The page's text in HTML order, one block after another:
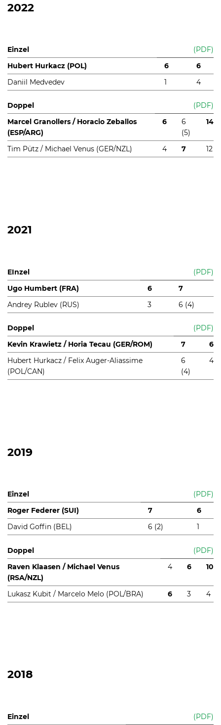
2022
Einzel
(PDF)
Hubert Hurkacz (POL)
6
6
Daniil Medvedev
1 4
Doppel
(PDF)
Marcel Granollers / Horacio Zeballos
(ESP/ARG)
6
6
(5)
14
Tim Pütz / Michael Venus (GER/NZL) 4 7 12
2021
EInzel
(PDF)
Ugo Humbert (FRA)
6
7
Andrey Rublev (RUS)
3 6 (4)
Doppel
(PDF)
Kevin Krawietz / Horia Tecau (GER/ROM)
7
6
Hubert Hurkacz / Felix Auger-Aliassime
(POL/CAN)
6
(4)
4
2019
Einzel
(PDF)
Roger Federer (SUI)
7
6
David Goffin (BEL)
6 (2) 1
Doppel
(PDF)
Raven Klaasen / Michael Venus
(RSA/NZL)
4 6 10
Lukasz Kubit / Marcelo Melo (POL/BRA) 6 3 4
2018
Einzel (PDF)